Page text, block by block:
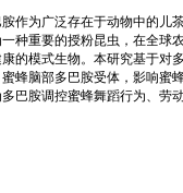
胺作为广泛存在于动物中的儿
种重要的授粉昆虫，在全球
的模式生物。本研究基于对
蜂脑部多巴胺受体，影响蜜
巴胺调控蜜蜂舞蹈行为、劳